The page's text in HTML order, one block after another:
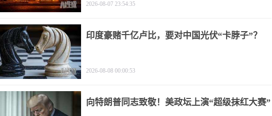
2026-08-07 23:54:35
印度豪赌千亿卢比，要对中国光伏“卡脖子”？
2026-08-08 00:00:53
向特朗普同志致敬！美政坛上演“超级抹红大赛”